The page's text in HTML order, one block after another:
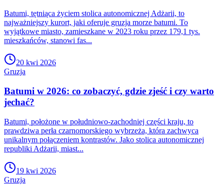
Batumi, tętniąca życiem stolica autonomicznej Adżarii, to
najważniejszy kurort, jaki oferuje gruzja morze batumi. To
wyjątkowe miasto, zamieszkane w 2023 roku przez 179,1 tys.
mieszkańców, stanowi fas...
20 kwi 2026
Gruzja
Batumi w 2026: co zobaczyć, gdzie zjeść i czy warto
jechać?
Batumi, położone w południowo-zachodniej części kraju, to
prawdziwa perła czarnomorskiego wybrzeża, która zachwyca
unikalnym połączeniem kontrastów. Jako stolica autonomicznej
republiki Adżarii, miast...
19 kwi 2026
Gruzja